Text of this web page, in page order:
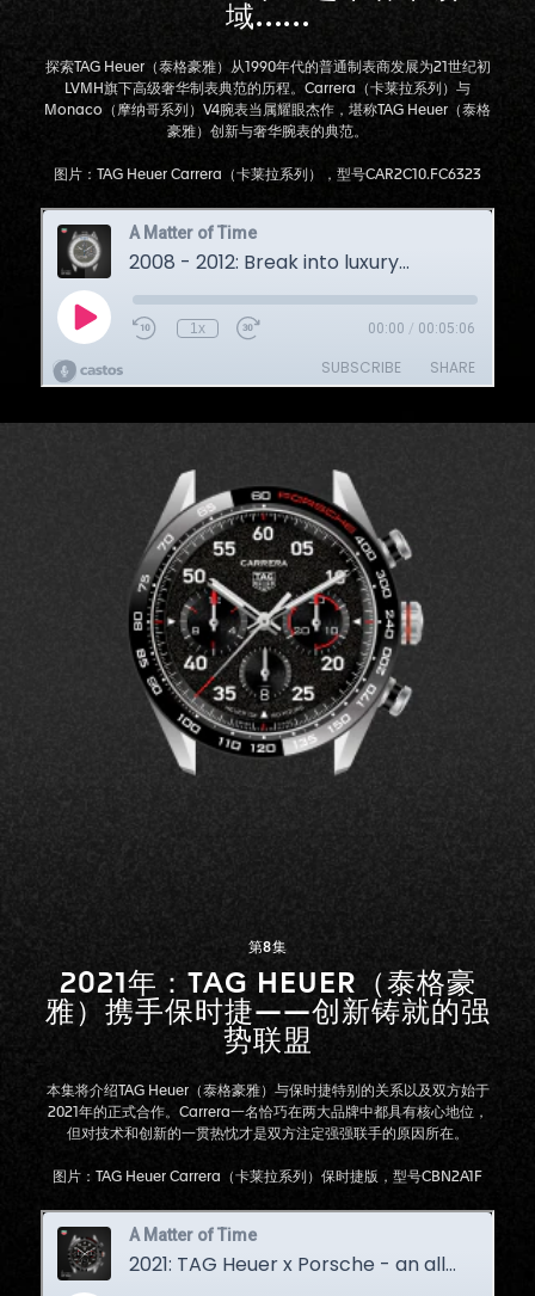
域……
探索TAG Heuer（泰格豪雅）从1990年代的普通制表商发展为21世纪初
LVMH旗下高级奢华制表典范的历程。Carrera（卡莱拉系列）与
Monaco（摩纳哥系列）V4腕表当属耀眼杰作，堪称TAG Heuer（泰格
豪雅）创新与奢华腕表的典范。
图片：TAG Heuer Carrera（卡莱拉系列），型号CAR2C10.FC6323
第8集
2021年：TAG HEUER（泰格豪
雅）携手保时捷——创新铸就的强
势联盟
本集将介绍TAG Heuer（泰格豪雅）与保时捷特别的关系以及双方始于
2021年的正式合作。Carrera一名恰巧在两大品牌中都具有核心地位，
但对技术和创新的一贯热忱才是双方注定强强联手的原因所在。
图片：TAG Heuer Carrera（卡莱拉系列）保时捷版，型号CBN2A1F